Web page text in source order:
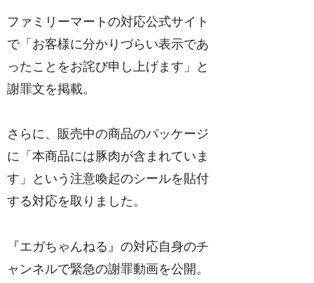
ファミリーマートの対応公式サイト
で「お客様に分かりづらい表示であ
ったことをお詫び申し上げます」と
謝罪文を掲載。
さらに、販売中の商品のパッケージ
に「本商品には豚肉が含まれていま
す」という注意喚起のシールを貼付
する対応を取りました。
『エガちゃんねる』の対応自身のチ
ャンネルで緊急の謝罪動画を公開。